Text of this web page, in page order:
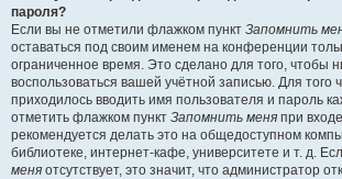
пароля?
Если вы не отметили флажком пункт Запомнить
оставаться под своим именем на конференции
ограниченное время. Это сделано для того, чтобы
воспользоваться вашей учётной записью. Для того
приходилось вводить имя пользователя и пароль
отметить флажком пункт Запомнить меня при
рекомендуется делать это на общедоступном
библиотеке, интернет-кафе, университете и т. д.
меня отсутствует, это значит, что администратор